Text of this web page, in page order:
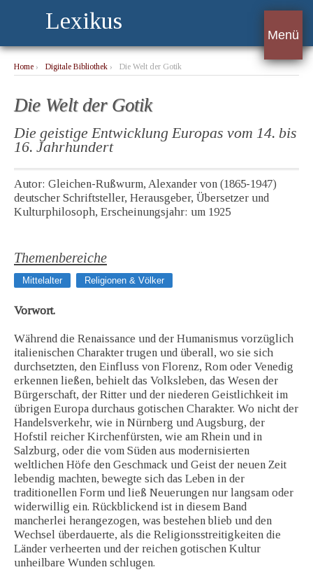
Lexikus
Menü
Home › Digitale Bibliothek › Die Welt der Gotik
Die Welt der Gotik
Die geistige Entwicklung Europas vom 14. bis
16. Jahrhundert
Autor: Gleichen-Rußwurm, Alexander von (1865-1947)
deutscher Schriftsteller, Herausgeber, Übersetzer und
Kulturphilosoph, Erscheinungsjahr: um 1925
Themenbereiche
Mittelalter Religionen & Völker
Vorwort.
Während die Renaissance und der Humanismus vorzüglich
italienischen Charakter trugen und überall, wo sie sich
durchsetzten, den Einfluss von Florenz, Rom oder Venedig
erkennen ließen, behielt das Volksleben, das Wesen der
Bürgerschaft, der Ritter und der niederen Geistlichkeit im
übrigen Europa durchaus gotischen Charakter. Wo nicht der
Handelsverkehr, wie in Nürnberg und Augsburg, der
Hofstil reicher Kirchenfürsten, wie am Rhein und in
Salzburg, oder die vom Süden aus modernisierten
weltlichen Höfe den Geschmack und Geist der neuen Zeit
lebendig machten, bewegte sich das Leben in der
traditionellen Form und ließ Neuerungen nur langsam oder
widerwillig ein. Rückblickend ist in diesem Band
mancherlei herangezogen, was bestehen blieb und den
Wechsel überdauerte, als die Religionsstreitigkeiten die
Länder verheerten und der reichen gotischen Kultur
unheilbare Wunden schlugen.